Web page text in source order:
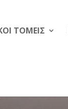
ΤΟΜΕΙΣ